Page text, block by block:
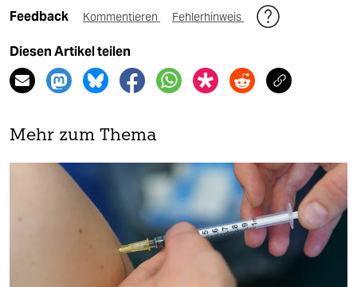
Feedback Kommentieren Fehlerhinweis
Diesen Artikel teilen
Mehr zum Thema